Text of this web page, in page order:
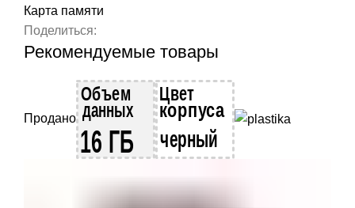
Карта памяти
Поделиться:
Рекомендуемые товары
Продано